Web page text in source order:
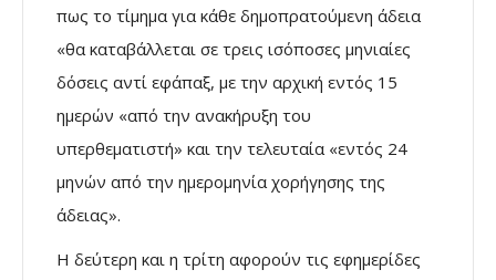
πως το τίμημα για κάθε δημοπρατούμενη άδεια
«θα καταβάλλεται σε τρεις ισόποσες μηνιαίες
δόσεις αντί εφάπαξ, με την αρχική εντός 15
ημερών «από την ανακήρυξη του
υπερθεματιστή» και την τελευταία «εντός 24
μηνών από την ημερομηνία χορήγησης της
άδειας».
Η δεύτερη και η τρίτη αφορούν τις εφημερίδες